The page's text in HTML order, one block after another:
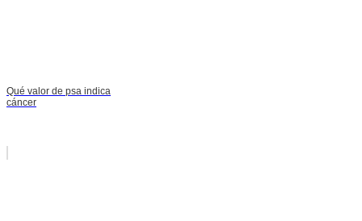
Qué valor de psa indica
cáncer